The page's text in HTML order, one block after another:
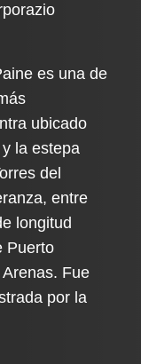
es una de
ubicado
la estepa
del
entre
longitud
Puerto
Fue
por la